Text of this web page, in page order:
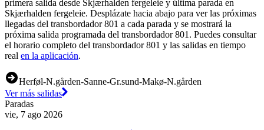
primera salida desde Skjærhalden fergeleie y última parada en
Skjærhalden fergeleie. Desplázate hacia abajo para ver las próximas
llegadas del transbordador 801 a cada parada y se mostrará la
próxima salida programada del transbordador 801. Puedes consultar
el horario completo del transbordador 801 y las salidas en tiempo
real en la aplicación.
Herføl-N.gården-Sanne-Gr.sund-Makø-N.gården
Ver más salidas
Paradas
vie, 7 ago 2026